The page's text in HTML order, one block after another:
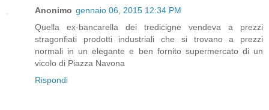
Anonimo gennaio 06, 2015 12:34 PM
Quella ex-bancarella dei tredicigne vendeva a prezzi
stragonfiati prodotti industriali che si trovano a prezzi
normali in un elegante e ben fornito supermercato di un
vicolo di Piazza Navona
Rispondi